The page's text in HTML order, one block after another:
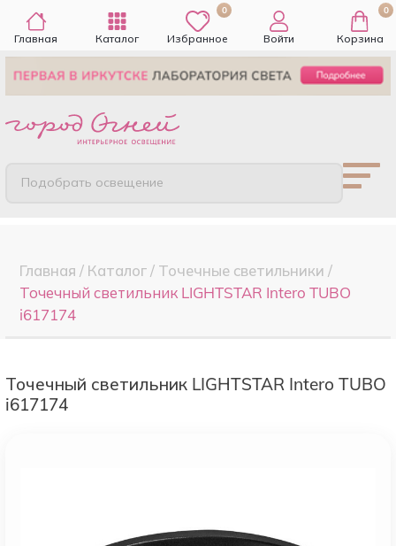
Главная Каталог
0
Избранное Войти
0
Корзина
Подобрать освещение
Главная / Каталог/ Точечные cветильники /
Точечный светильник LIGHTSTAR Intero TUBO
i617174
Точечный светильник LIGHTSTAR Intero TUBO
i617174